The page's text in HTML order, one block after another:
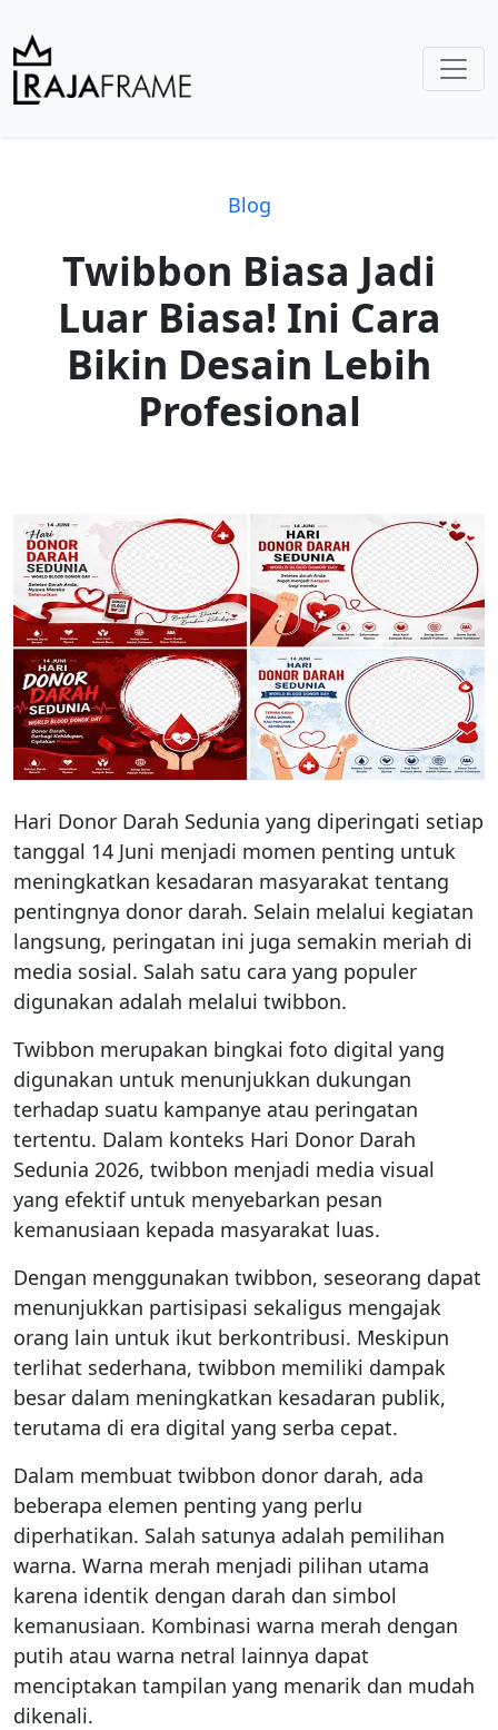
Blog
Twibbon Biasa Jadi
Luar Biasa! Ini Cara
Bikin Desain Lebih
Profesional
Hari Donor Darah Sedunia yang diperingati setiap
tanggal 14 Juni menjadi momen penting untuk
meningkatkan kesadaran masyarakat tentang
pentingnya donor darah. Selain melalui kegiatan
langsung, peringatan ini juga semakin meriah di
media sosial. Salah satu cara yang populer
digunakan adalah melalui twibbon.
Twibbon merupakan bingkai foto digital yang
digunakan untuk menunjukkan dukungan
terhadap suatu kampanye atau peringatan
tertentu. Dalam konteks Hari Donor Darah
Sedunia 2026, twibbon menjadi media visual
yang efektif untuk menyebarkan pesan
kemanusiaan kepada masyarakat luas.
Dengan menggunakan twibbon, seseorang dapat
menunjukkan partisipasi sekaligus mengajak
orang lain untuk ikut berkontribusi. Meskipun
terlihat sederhana, twibbon memiliki dampak
besar dalam meningkatkan kesadaran publik,
terutama di era digital yang serba cepat.
Dalam membuat twibbon donor darah, ada
beberapa elemen penting yang perlu
diperhatikan. Salah satunya adalah pemilihan
warna. Warna merah menjadi pilihan utama
karena identik dengan darah dan simbol
kemanusiaan. Kombinasi warna merah dengan
putih atau warna netral lainnya dapat
menciptakan tampilan yang menarik dan mudah
dikenali.